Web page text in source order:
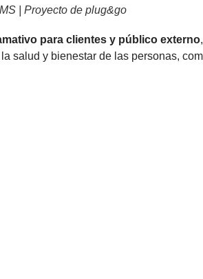
| Proyecto de plug&go
para clientes y público externo
salud y bienestar de las personas,